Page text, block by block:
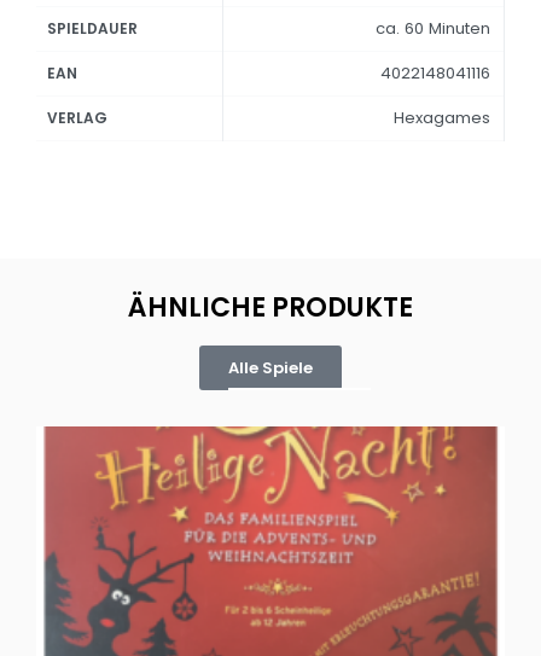
SPIELDAUER ca. 60 Minuten
EAN 4022148041116
VERLAG Hexagames
ÄHNLICHE PRODUKTE
Alle Spiele
Oh, heilige Nacht!